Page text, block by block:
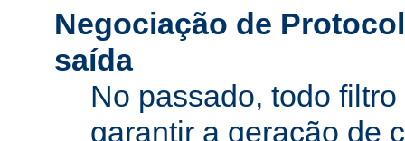
Negociação de
saída
No passado, todo
garantir a geração de